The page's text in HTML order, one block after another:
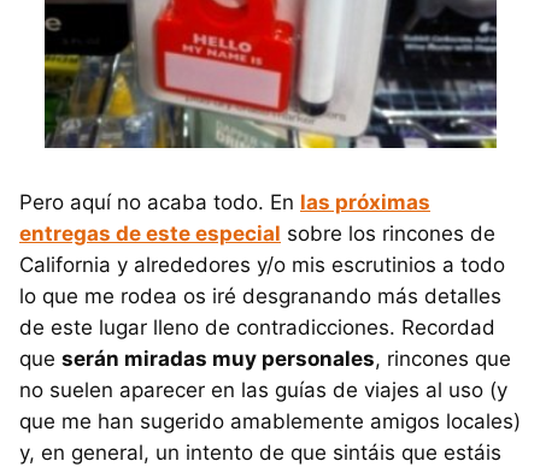
Pero aquí no acaba todo. En las próximas
entregas de este especial sobre los rincones de
California y alrededores y/o mis escrutinios a todo
lo que me rodea os iré desgranando más detalles
de este lugar lleno de contradicciones. Recordad
que serán miradas muy personales, rincones que
no suelen aparecer en las guías de viajes al uso (y
que me han sugerido amablemente amigos locales)
y, en general, un intento de que sintáis que estáis